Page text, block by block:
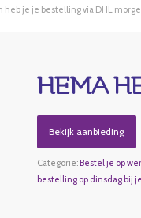
heb je je bestelling via DHL
HEMA
Bekijk aanbieding
Categorie: Bestel je op
bestelling op dinsdag bij